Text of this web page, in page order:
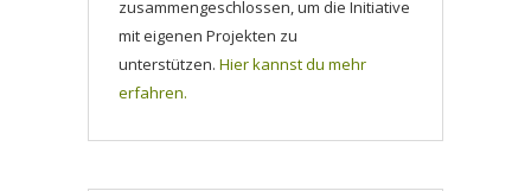
zusammengeschlossen, um die Initiative
mit eigenen Projekten zu
unterstützen. Hier kannst du mehr
erfahren.